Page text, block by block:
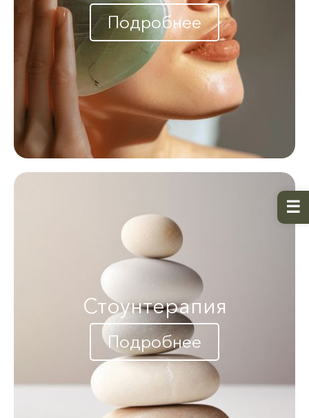
Подробнее
Стоунтерапия
Подробнее